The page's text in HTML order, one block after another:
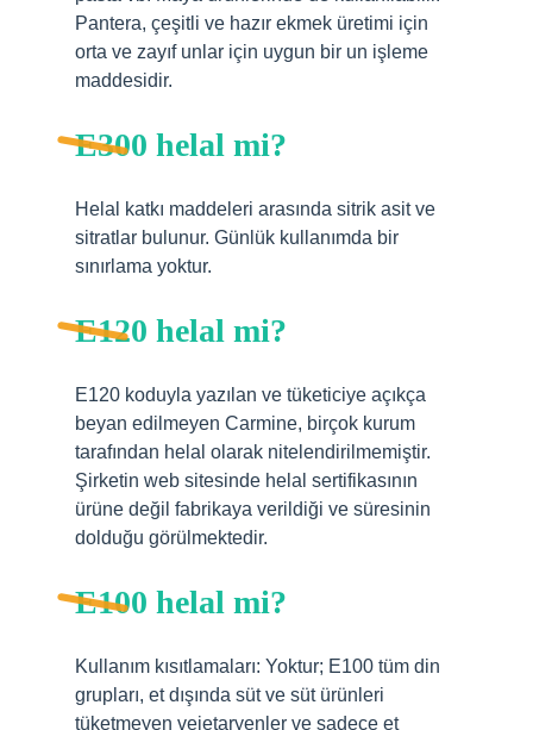
Pantera, çeşitli ve hazır ekmek üretimi için
orta ve zayıf unlar için uygun bir un işleme
maddesidir.
E300 helal mi?
Helal katkı maddeleri arasında sitrik asit ve
sitratlar bulunur. Günlük kullanımda bir
sınırlama yoktur.
E120 helal mi?
E120 koduyla yazılan ve tüketiciye açıkça
beyan edilmeyen Carmine, birçok kurum
tarafından helal olarak nitelendirilmemiştir.
Şirketin web sitesinde helal sertifikasının
ürüne değil fabrikaya verildiği ve süresinin
dolduğu görülmektedir.
E100 helal mi?
Kullanım kısıtlamaları: Yoktur; E100 tüm din
grupları, et dışında süt ve süt ürünleri
tüketmeyen vejetaryenler ve sadece et